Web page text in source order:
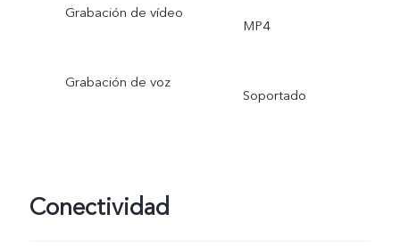
Grabación de vídeo
MP4
Grabación de voz
Soportado
Conectividad